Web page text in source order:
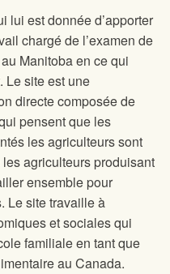
lui est donnée d’apporter
chargé de l’examen de
Manitoba en ce qui
Le siteest une
directe composée de
pensent que les
les agriculteurs sont
agriculteurs produisant
ensemble pour
Le sitetravaille à
et sociales qui
familiale en tant que
au Canada.